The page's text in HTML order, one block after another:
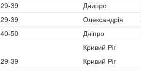
29-39 Днипро
29-39 Олександрія
40-50 Дніпро
Кривий Ріг
29-39
Кривий Ріг